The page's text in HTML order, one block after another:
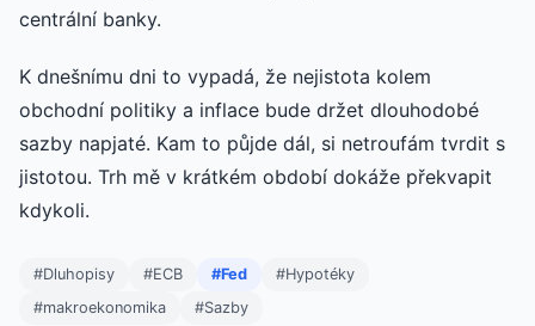
centrální banky.
K dnešnímu dni to vypadá, že nejistota kolem
obchodní politiky a inflace bude držet dlouhodobé
sazby napjaté. Kam to půjde dál, si netroufám tvrdit s
jistotou. Trh mě v krátkém období dokáže překvapit
kdykoli.
#Dluhopisy #ECB #Fed
#Hypotéky
#makroekonomika
#Sazby